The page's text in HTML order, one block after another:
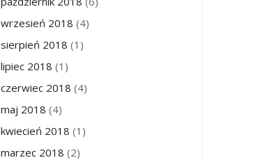
wrzesień 2018 (4)
sierpień 2018 (1)
lipiec 2018 (1)
czerwiec 2018 (4)
maj 2018 (4)
kwiecień 2018 (1)
marzec 2018 (2)